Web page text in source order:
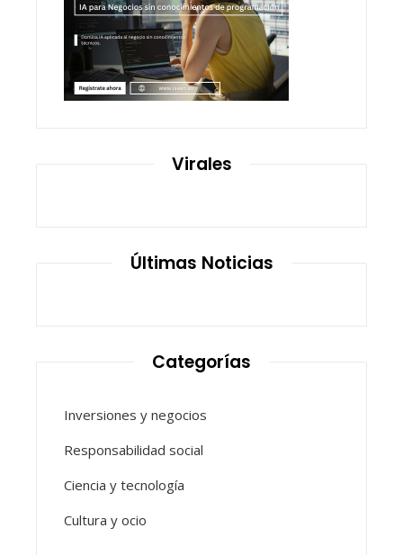
Virales
Últimas Noticias
Categorías
Inversiones y negocios
Responsabilidad social
Ciencia y tecnología
Cultura y ocio